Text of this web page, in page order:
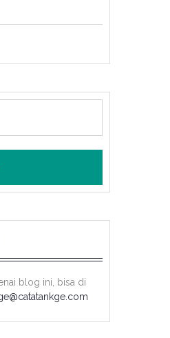
blog ini, bisa di